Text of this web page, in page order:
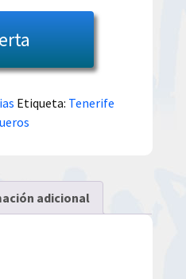
es:
17.99€.
Etiqueta: Tenerife
adicional